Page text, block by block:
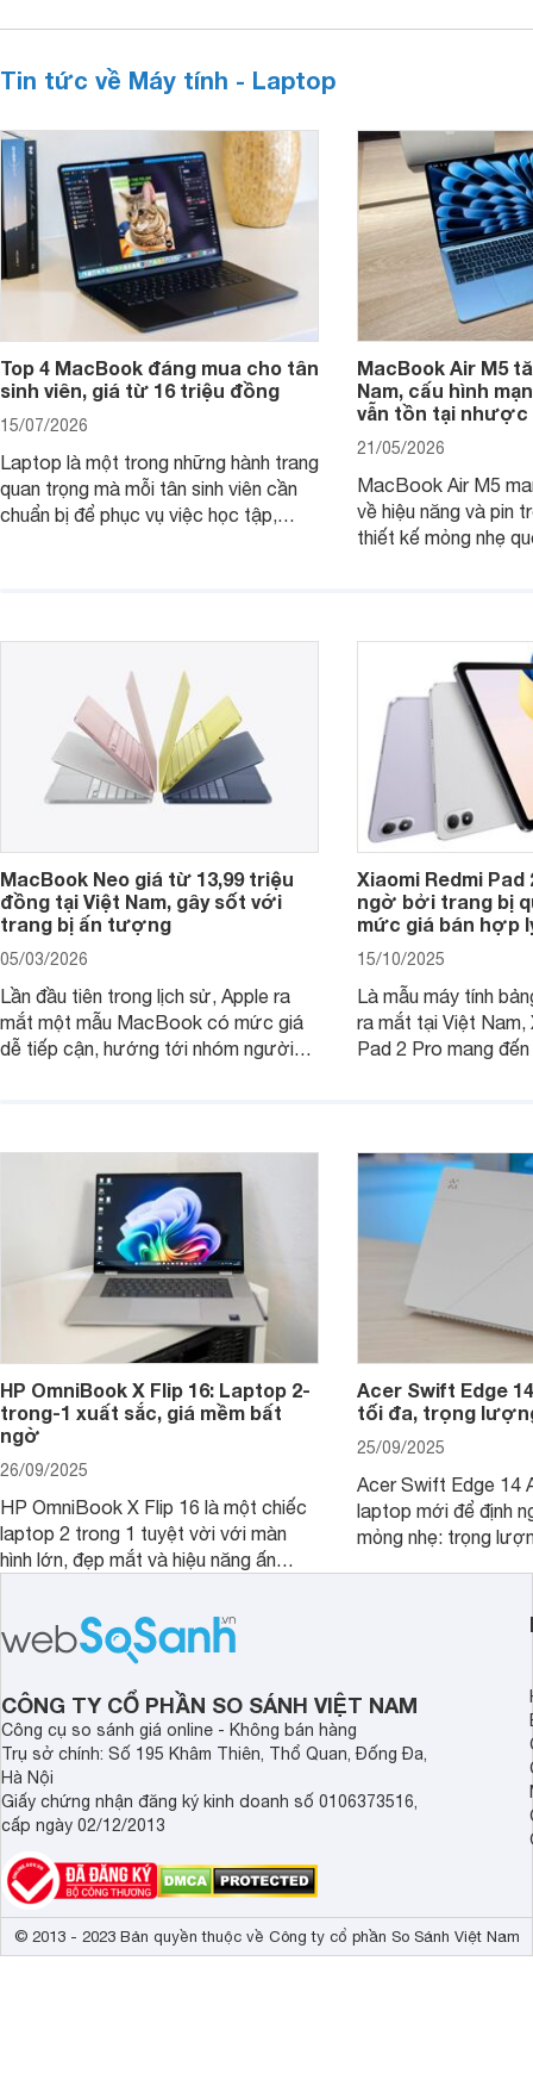
Tin tức về Máy tính - Laptop
Top 4 MacBook đáng mua cho tân
sinh viên, giá từ 16 triệu đồng
15/07/2026
Laptop là một trong những hành trang
quan trọng mà mỗi tân sinh viên cần
chuẩn bị để phục vụ việc học tập,
MacBook đáng cân nhắc dành cho
MacBook Air M5
Nam, cấu hình
vẫn tồn tại nhược
21/05/2026
MacBook Air M5
về hiệu năng và pin
thiết kế mỏng nhẹ
MacBook Neo giá từ 13,99 triệu
đồng tại Việt Nam, gây sốt với
trang bị ấn tượng
05/03/2026
Lần đầu tiên trong lịch sử, Apple ra
mắt một mẫu MacBook có mức giá
dễ tiếp cận, hướng tới nhóm người
hút sự quan tâm lớn từ thị trường.
Xiaomi Redmi Pad
ngờ bởi trang bị
mức giá bán hợp
15/10/2025
Là mẫu máy tính
ra mắt tại Việt Nam,
Pad 2 Pro mang
HP OmniBook X Flip 16: Laptop 2-
trong-1 xuất sắc, giá mềm bất
ngờ
26/09/2025
HP OmniBook X Flip 16 là một chiếc
laptop 2 trong 1 tuyệt vời với màn
hình lớn, đẹp mắt và hiệu năng ấn
mức giá vô cùng hấp dẫn, biến nó trở
thành một lựa chọn “đáng đồng tiền
bát gạo” trên thị trường.
Acer Swift Edge
tối đa, trọng
25/09/2025
Acer Swift Edge 14
laptop mới để định
mỏng nhẹ: trọng
năng AI hàng đầu,
CÔNG TY CỔ PHẦN SO SÁNH VIỆT NAM
Công cụ so sánh giá online - Không bán hàng
Trụ sở chính: Số 195 Khâm Thiên, Thổ Quan, Đống Đa,
Hà Nội
Giấy chứng nhận đăng ký kinh doanh số 0106373516,
cấp ngày 02/12/2013
© 2013 - 2023 Bản quyền thuộc về Công ty cổ phần So Sánh Việt Nam